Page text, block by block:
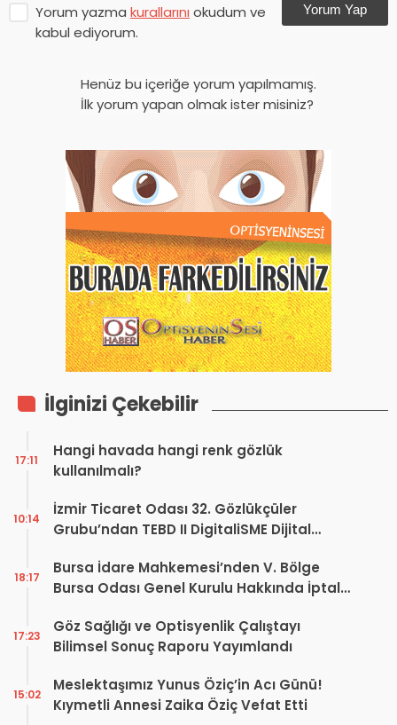
Yorum yazma kurallarını okudum ve
kabul ediyorum.
Yorum Yap
Henüz bu içeriğe yorum yapılmamış.
İlk yorum yapan olmak ister misiniz?
İlginizi Çekebilir
Hangi havada hangi renk gözlük
kullanılmalı?
17:11
İzmir Ticaret Odası 32. Gözlükçüler
Grubu’ndan TEBD II DigitaliSME Dijital
10:14
Bursa İdare Mahkemesi’nden V. Bölge
Bursa Odası Genel Kurulu Hakkında İptal
18:17
Göz Sağlığı ve Optisyenlik Çalıştayı
Bilimsel Sonuç Raporu Yayımlandı
17:23
Meslektaşımız Yunus Öziç’in Acı Günü!
Kıymetli Annesi Zaika Öziç Vefat Etti
15:02